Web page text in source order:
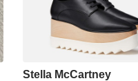
Stella McCartney